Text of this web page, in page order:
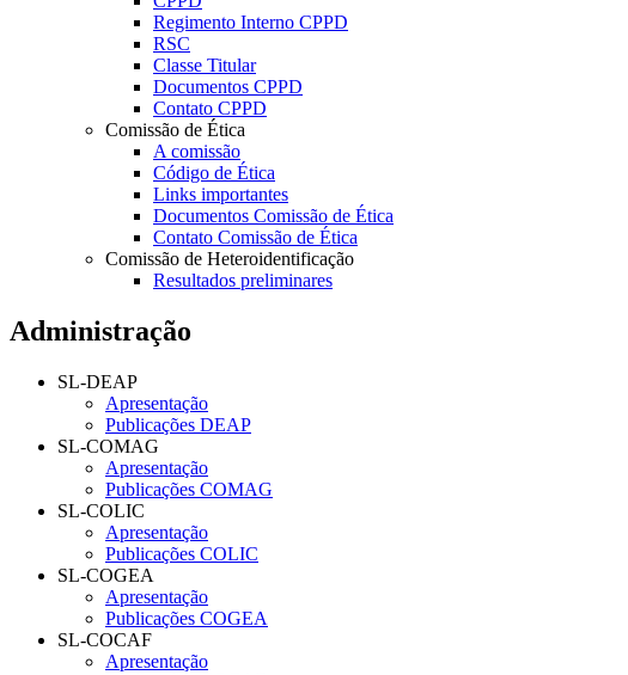
Regimento Interno CPPD
RSC
Classe Titular
Documentos CPPD
Contato CPPD
Comissão de Ética
A comissão
Código de Ética
Links importantes
Documentos Comissão de Ética
Contato Comissão de Ética
Comissão de Heteroidentificação
Resultados preliminares
Administração
SL-DEAP
Apresentação
Publicações DEAP
SL-COMAG
Apresentação
Publicações COMAG
SL-COLIC
Apresentação
Publicações COLIC
SL-COGEA
Apresentação
Publicações COGEA
SL-COCAF
Apresentação